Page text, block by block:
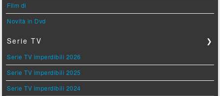
Film di
Novità in Dvd
Serie TV ❯
Serie TV imperdibili 2026
Serie TV imperdibili 2025
Serie TV imperdibili 2024